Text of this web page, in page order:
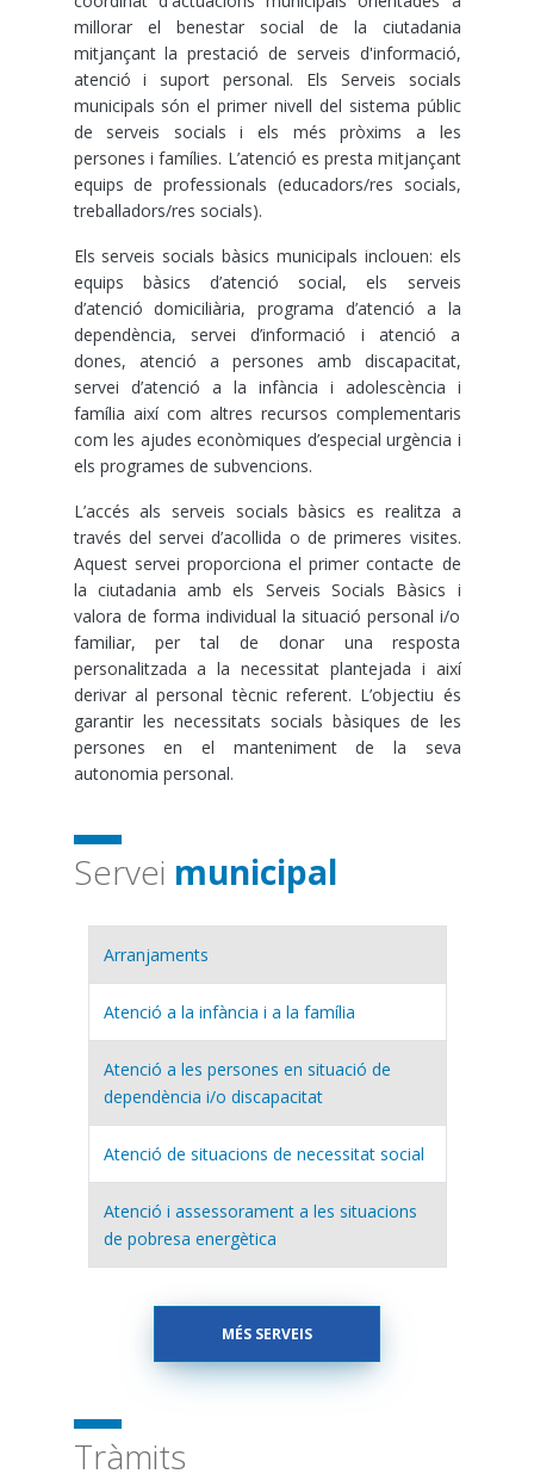
millorar el benestar social de la ciutadania
mitjançant la prestació de serveis d'informació,
atenció i suport personal. Els Serveis socials
municipals són el primer nivell del sistema públic
de serveis socials i els més pròxims a les
persones i famílies. L’atenció es presta mitjançant
equips de professionals (educadors/res socials,
treballadors/res socials).
Els serveis socials bàsics municipals inclouen: els
equips bàsics d’atenció social, els serveis
d’atenció domiciliària, programa d’atenció a la
dependència, servei d’informació i atenció a
dones, atenció a persones amb discapacitat,
servei d’atenció a la infància i adolescència i
família així com altres recursos complementaris
com les ajudes econòmiques d’especial urgència i
els programes de subvencions.
L’accés als serveis socials bàsics es realitza a
través del servei d’acollida o de primeres visites.
Aquest servei proporciona el primer contacte de
la ciutadania amb els Serveis Socials Bàsics i
valora de forma individual la situació personal i/o
familiar, per tal de donar una resposta
personalitzada a la necessitat plantejada i així
derivar al personal tècnic referent. L’objectiu és
garantir les necessitats socials bàsiques de les
persones en el manteniment de la seva
autonomia personal.
Servei municipal
Arranjaments
Atenció a la infància i a la família
Atenció a les persones en situació de
dependència i/o discapacitat
Atenció de situacions de necessitat social
Atenció i assessorament a les situacions
de pobresa energètica
MÉS SERVEIS
Tràmits